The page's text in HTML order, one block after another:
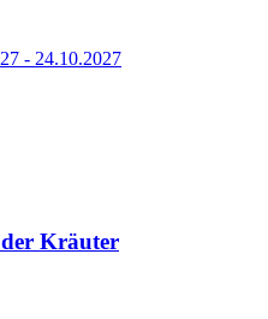
- 24.10.2027
Kräuter